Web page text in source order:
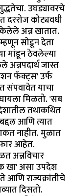
उघड्यावरचे
दररोज कोट्यवधी
अन्न खातात.
सोडून देता
मांडून ठेवलेल्या
अन्नपदार्थ जास्त
फॅक्ट्स' उर्फ
संपवावेत याचा
मिळतो. 'सब
तथाकथित
आणि त्यात
नाहीत. मुळात
आहेत.
अन्नविचार
खा' असा उपदेश
आणि राज्यक्रांतीचे
दिसतो.